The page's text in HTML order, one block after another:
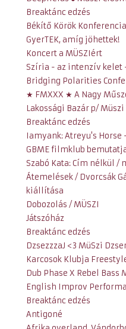
Breaktánc edzés
Békítő Körök Konferencia
GyerTEK, amíg jöhettek!
Koncert a MÜSZIért
Szíria - az intenzív kelet
Bridging Polarities
★ FMXXX ★ A Nagy
Lakossági Bazár p/
Breaktánc edzés
Iamyank: Atreyu's
GBME filmklub
Szabó Kata: Cím nélkül /
Átemelések / Dvorcsák
kiállítása
Dobozolás / MÜSZI
Játszóház
Breaktánc edzés
DzsezzzaJ <3 MüSzi
Karcosok Klubja
Dub Phase X Rebel Bass
English Improv
Breaktánc edzés
Antigoné